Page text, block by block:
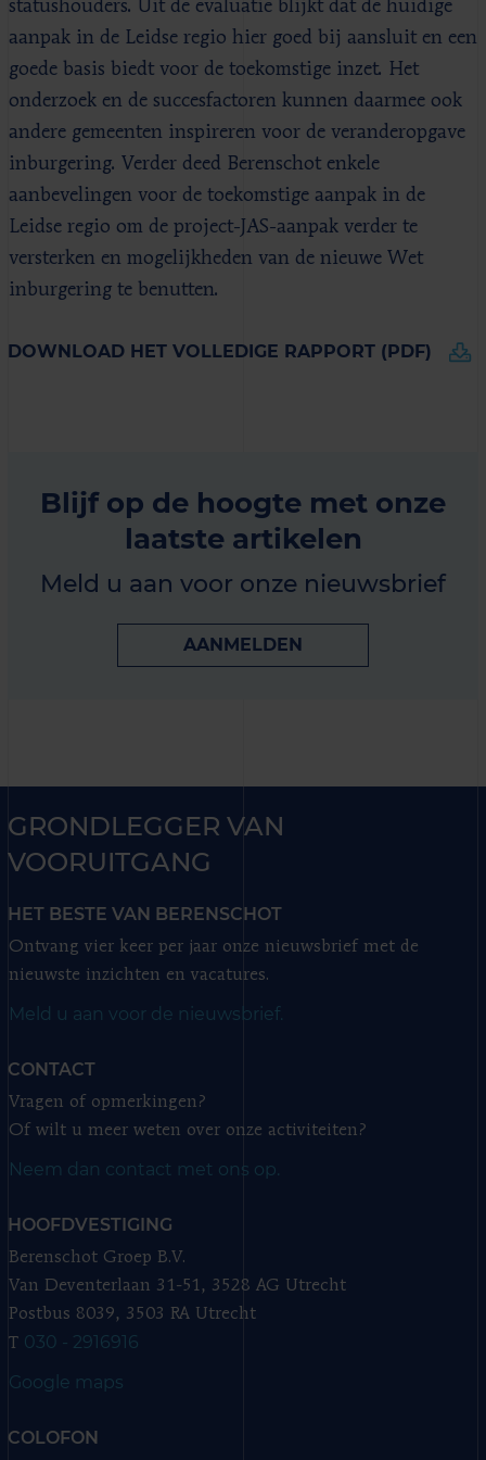
statushouders. Uit de evaluatie blijkt dat de huidige
aanpak in de Leidse regio hier goed bij aansluit en een
goede basis biedt voor de toekomstige inzet. Het
onderzoek en de succesfactoren kunnen daarmee ook
andere gemeenten inspireren voor de veranderopgave
inburgering. Verder deed Berenschot enkele
aanbevelingen voor de toekomstige aanpak in de
Leidse regio om de project-JAS-aanpak verder te
versterken en mogelijkheden van de nieuwe Wet
inburgering te benutten.
DOWNLOAD HET VOLLEDIGE RAPPORT (PDF)
Blijf op de hoogte met onze
laatste artikelen
Meld u aan voor onze nieuwsbrief
AANMELDEN
GRONDLEGGER VAN
VOORUITGANG
HET BESTE VAN BERENSCHOT
Ontvang vier keer per jaar onze nieuwsbrief met de
nieuwste inzichten en vacatures.
Meld u aan voor de nieuwsbrief.
CONTACT
Vragen of opmerkingen?
Of wilt u meer weten over onze activiteiten?
Neem dan contact met ons op.
HOOFDVESTIGING
Berenschot Groep B.V.
Van Deventerlaan 31-51, 3528 AG Utrecht
Postbus 8039, 3503 RA Utrecht
T 030 - 2916916
Google maps
COLOFON